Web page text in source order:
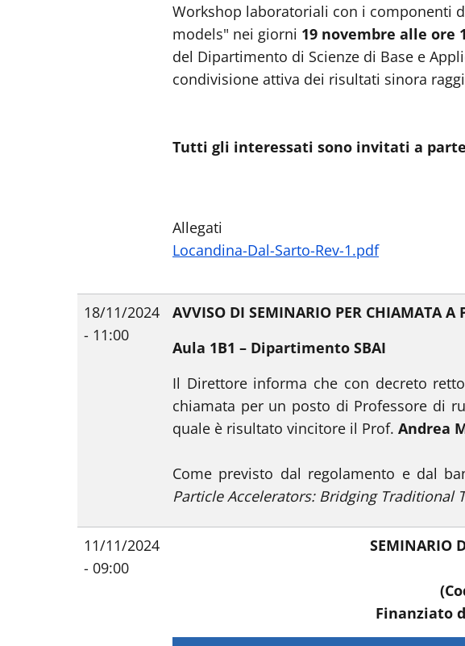
Workshop laboratoriali con i componenti
models" nei giorni 19 novembre alle ore
del Dipartimento di Scienze di Base e
condivisione attiva dei risultati sinora
Tutti gli interessati sono invitati a
Allegati
Locandina-Dal-Sarto-Rev-1.pdf
18/11/2024
- 11:00
AVVISO DI SEMINARIO PER CHIAMATA A
Aula 1B1 – Dipartimento SBAI
Il Direttore informa che con decreto
chiamata per un posto di Professore di
quale è risultato vincitore il Prof. Andrea
Come previsto dal regolamento e dal
Particle Accelerators: Bridging Traditional
11/11/2024
- 09:00
SEMINARIO
Finanziato